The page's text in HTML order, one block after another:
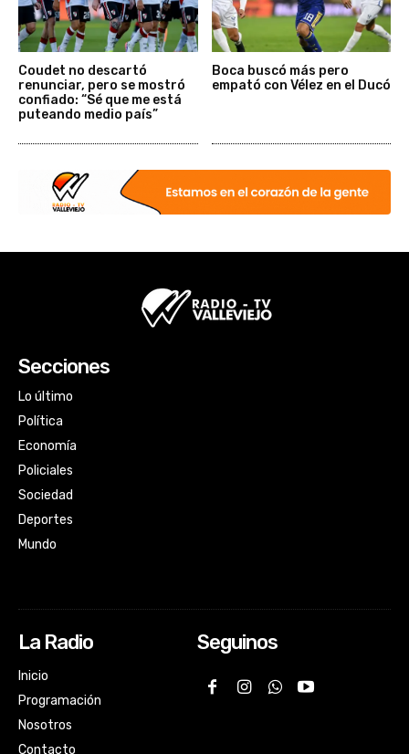
Coudet no descartó
renunciar, pero se mostró
confiado: “Sé que me está
puteando medio país”
Boca buscó más pero
empató con Vélez en el Ducó
Secciones
Lo último
Política
Economía
Policiales
Sociedad
Deportes
Mundo
La Radio
Inicio
Programación
Nosotros
Contacto
Seguinos